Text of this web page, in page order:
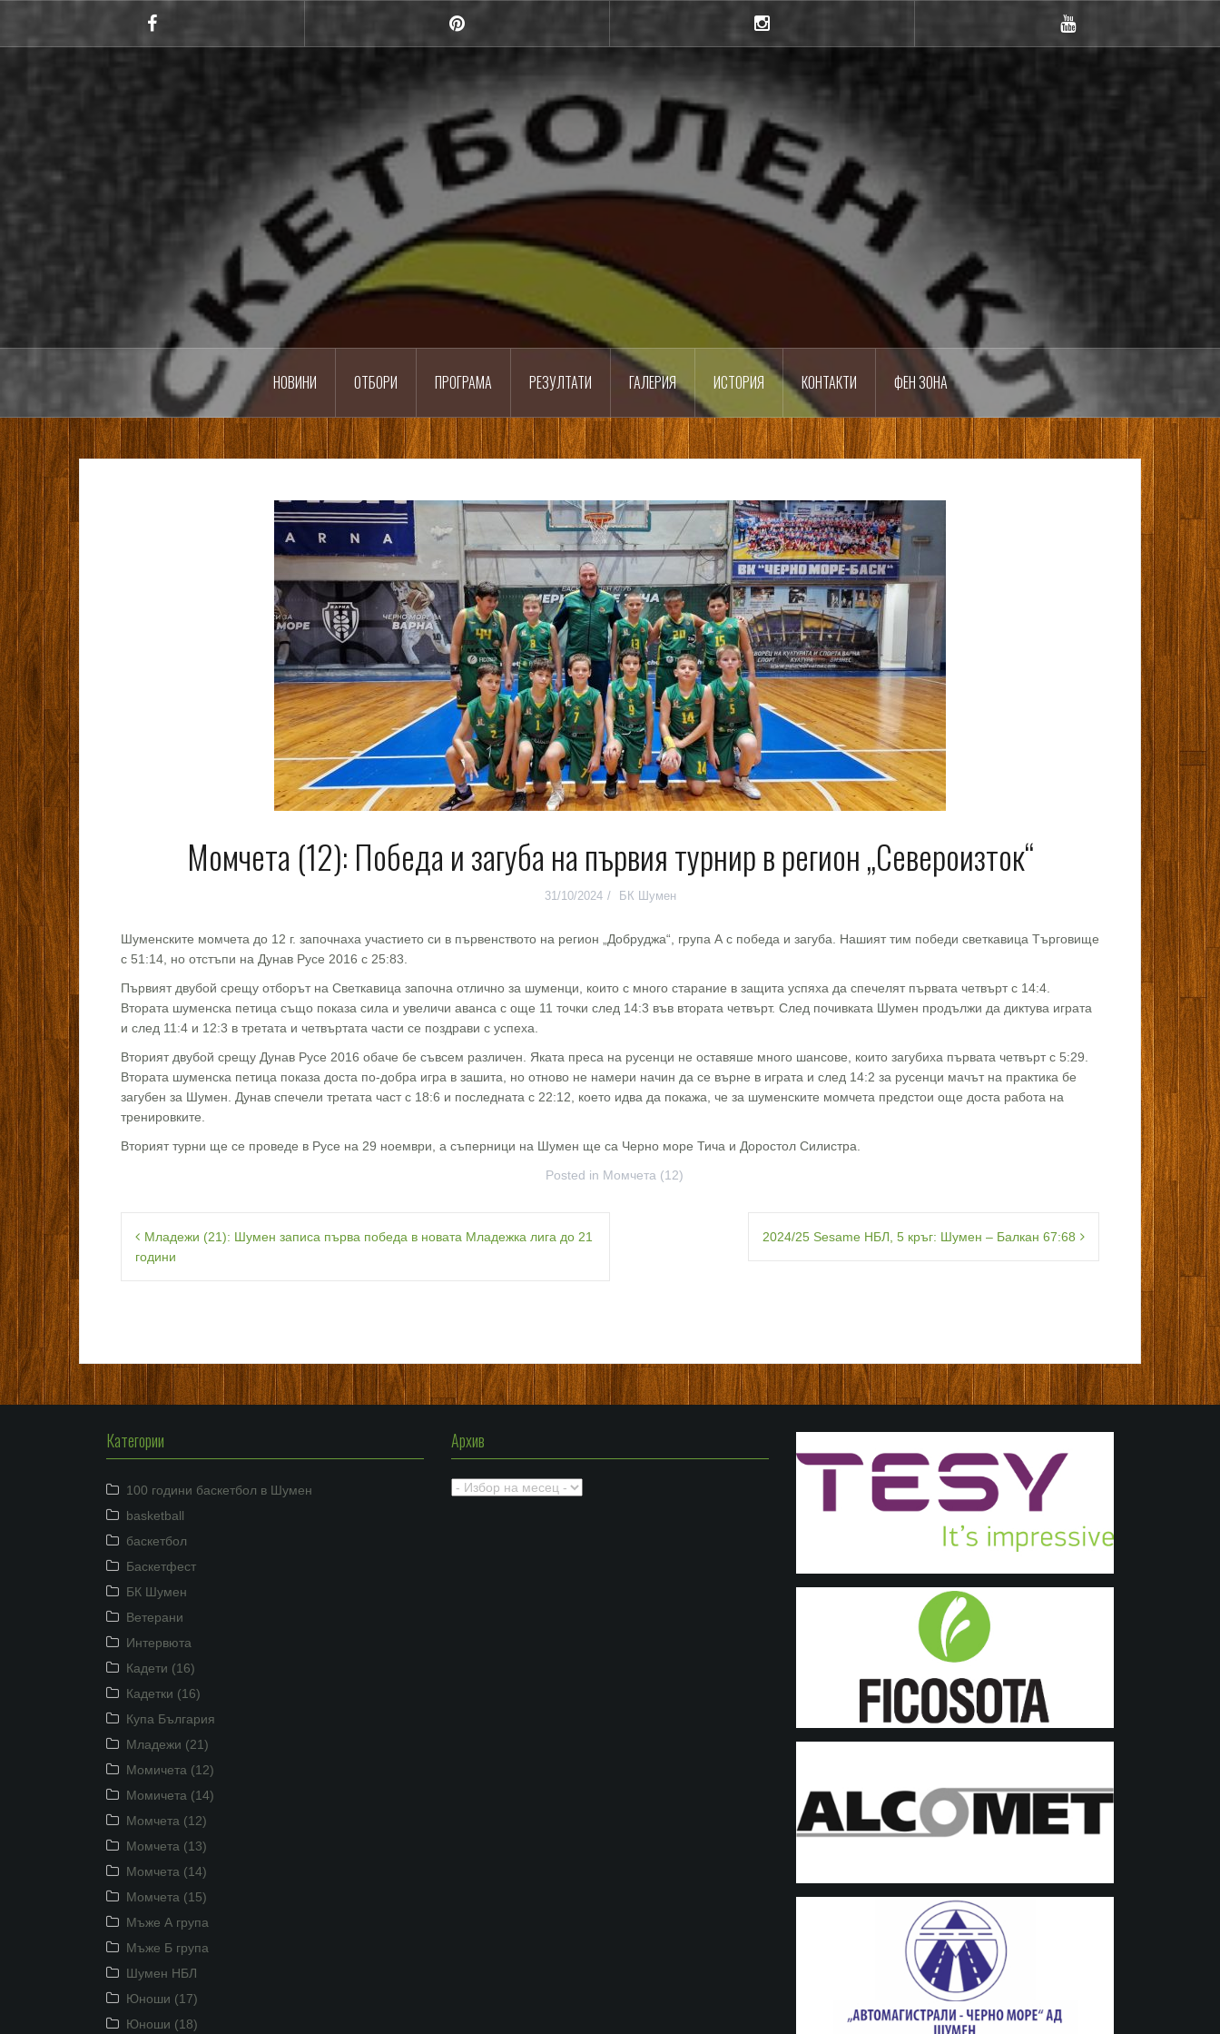
content
Шумен
Баскетболен клуб
НОВИНИ ОТБОРИ ПРОГРАМА РЕЗУЛТАТИ ГАЛЕРИЯ ИСТОРИЯ КОНТАКТИ ФЕН ЗОНА
Момчета (12): Победа и загуба на първия турнир в регион „Североизток“
31/10/2024 БК Шумен
Шуменските момчета до 12 г. започнаха участието си в първенството на регион „Добруджа“, група А с победа и загуба. Нашият тим победи светкавица Търговище
с 51:14, но отстъпи на Дунав Русе 2016 с 25:83.
Първият двубой срещу отборът на Светкавица започна отлично за шуменци, които с много старание в защита успяха да спечелят първата четвърт с 14:4.
Втората шуменска петица също показа сила и увеличи аванса с още 11 точки след 14:3 във втората четвърт. След почивката Шумен продължи да диктува играта
и след 11:4 и 12:3 в третата и четвъртата части се поздрави с успеха.
Вторият двубой срещу Дунав Русе 2016 обаче бе съвсем различен. Яката преса на русенци не оставяше много шансове, които загубиха първата четвърт с 5:29.
Втората шуменска петица показа доста по-добра игра в зашита, но отново не намери начин да се върне в играта и след 14:2 за русенци мачът на практика бе
загубен за Шумен. Дунав спечели третата част с 18:6 и последната с 22:12, което идва да покажа, че за шуменските момчета предстои още доста работа на
тренировките.
Вторият турни ще се проведе в Русе на 29 ноември, а съперници на Шумен ще са Черно море Тича и Доростол Силистра.
Posted in Момчета (12)
Навигация
Младежи (21): Шумен записа първа победа в новата Младежка лига до 21
години
2024/25 Sesame НБЛ, 5 кръг: Шумен – Балкан 67:68
Категории
100 години баскетбол в Шумен
basketball
баскетбол
Баскетфест
БК Шумен
Ветерани
Интервюта
Кадети (16)
Кадетки (16)
Купа България
Младежи (21)
Момичета (12)
Момичета (14)
Момчета (12)
Момчета (13)
Момчета (14)
Момчета (15)
Мъже А група
Мъже Б група
Шумен НБЛ
Юноши (17)
Юноши (18)
Архив
Архив